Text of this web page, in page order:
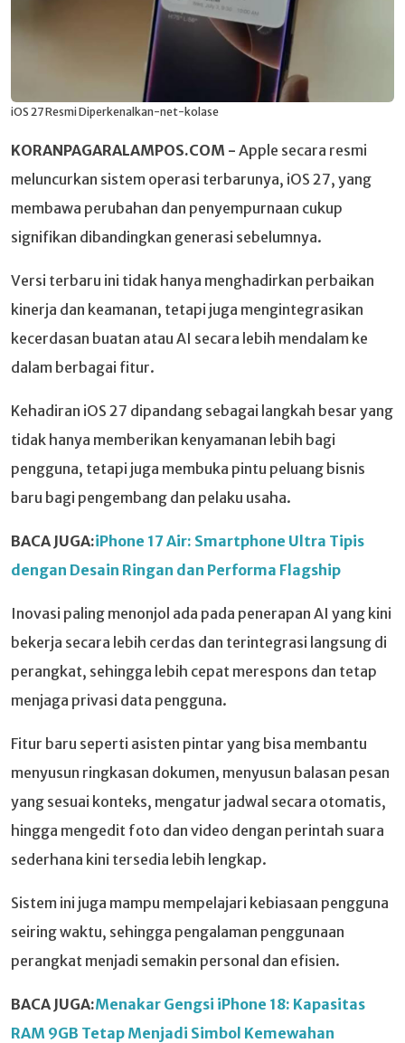
iOS 27 Resmi Diperkenalkan-net-kolase
KORANPAGARALAMPOS.COM - Apple secara resmi
meluncurkan sistem operasi terbarunya, iOS 27, yang
membawa perubahan dan penyempurnaan cukup
signifikan dibandingkan generasi sebelumnya.
Versi terbaru ini tidak hanya menghadirkan perbaikan
kinerja dan keamanan, tetapi juga mengintegrasikan
kecerdasan buatan atau AI secara lebih mendalam ke
dalam berbagai fitur.
Kehadiran iOS 27 dipandang sebagai langkah besar yang
tidak hanya memberikan kenyamanan lebih bagi
pengguna, tetapi juga membuka pintu peluang bisnis
baru bagi pengembang dan pelaku usaha.
BACA JUGA:iPhone 17 Air: Smartphone Ultra Tipis
dengan Desain Ringan dan Performa Flagship
Inovasi paling menonjol ada pada penerapan AI yang kini
bekerja secara lebih cerdas dan terintegrasi langsung di
perangkat, sehingga lebih cepat merespons dan tetap
menjaga privasi data pengguna.
Fitur baru seperti asisten pintar yang bisa membantu
menyusun ringkasan dokumen, menyusun balasan pesan
yang sesuai konteks, mengatur jadwal secara otomatis,
hingga mengedit foto dan video dengan perintah suara
sederhana kini tersedia lebih lengkap.
Sistem ini juga mampu mempelajari kebiasaan pengguna
seiring waktu, sehingga pengalaman penggunaan
perangkat menjadi semakin personal dan efisien.
BACA JUGA:Menakar Gengsi iPhone 18: Kapasitas
RAM 9GB Tetap Menjadi Simbol Kemewahan